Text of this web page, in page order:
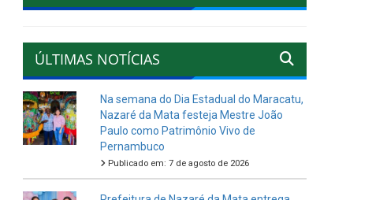
ÚLTIMAS NOTÍCIAS
Na semana do Dia Estadual do Maracatu,
Nazaré da Mata festeja Mestre João
Paulo como Patrimônio Vivo de
Pernambuco
Publicado em: 7 de agosto de 2026